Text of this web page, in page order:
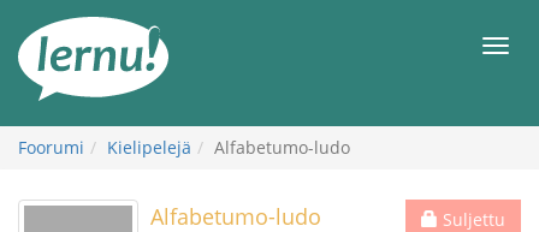
sisältöön
Foorumi Kielipelejä Alfabetumo-ludo
Suljettu
Alfabetumo-ludo